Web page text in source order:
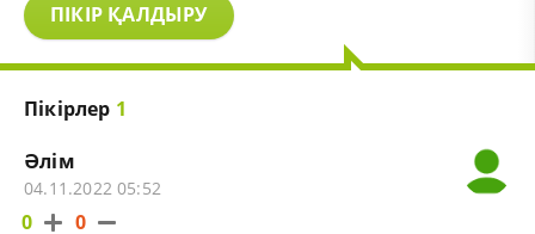
ПІКІР ҚАЛДЫРУ
Пікірлер 1
Әлім
04.11.2022 05:52
0 0